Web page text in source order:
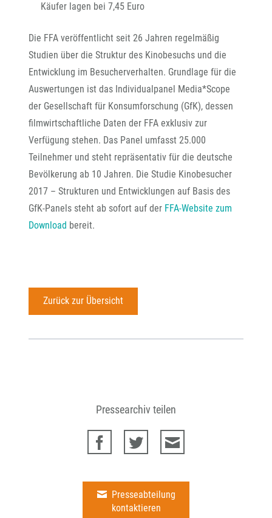
Käufer lagen bei 7,45 Euro
Die FFA veröffentlicht seit 26 Jahren regelmäßig
Studien über die Struktur des Kinobesuchs und die
Entwicklung im Besucherverhalten. Grundlage für die
Auswertungen ist das Individualpanel Media*Scope
der Gesellschaft für Konsumforschung (GfK), dessen
filmwirtschaftliche Daten der FFA exklusiv zur
Verfügung stehen. Das Panel umfasst 25.000
Teilnehmer und steht repräsentativ für die deutsche
Bevölkerung ab 10 Jahren. Die Studie Kinobesucher
2017 – Strukturen und Entwicklungen auf Basis des
GfK-Panels steht ab sofort auf der FFA-Website zum
Download bereit.
Zurück zur Übersicht
Pressearchiv teilen
Presseabteilung
kontaktieren